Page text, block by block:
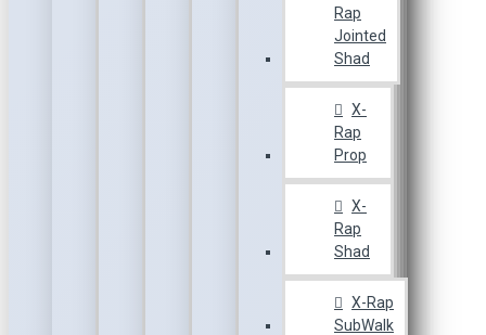
Rap
Jointed
Shad
X-
Rap
Prop
X-
Rap
Shad
X-Rap
SubWalk